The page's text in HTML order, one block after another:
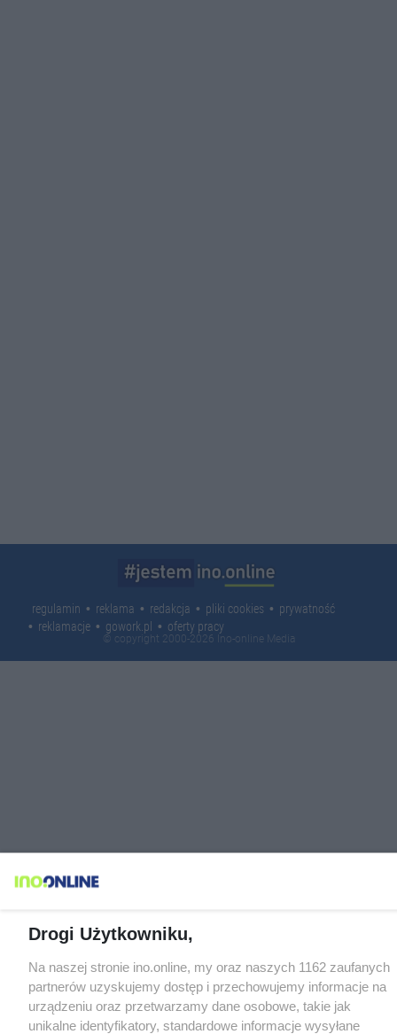
regulamin reklama redakcja pliki cookies
prywatność
reklamacje
gowork.pl oferty pracy
© copyright 2000-2026 Ino-online Media
Drogi Użytkowniku,
Na naszej stronie ino.online, my oraz naszych 1162 zaufanych
partnerów uzyskujemy dostęp i przechowujemy informacje na
urządzeniu oraz przetwarzamy dane osobowe, takie jak
unikalne identyfikatory, standardowe informacje wysyłane